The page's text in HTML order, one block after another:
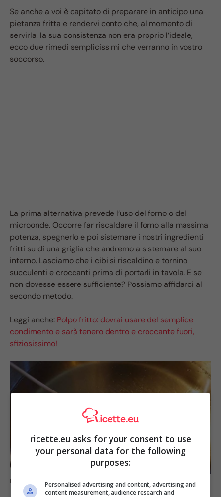
Se anche a voi è capitato di preparare in anticipo una
pietanza fritta e rendervi conto che, al momento di
servirla, la sua consistenza non era proprio l’ideale,
ecco due rimedi semplicissimi che verranno in vostro
soccorso.
La prima alternativa prevede l’uso del forno o del
microonde. Occorre far riscaldare il forno alla massima
potenza, spegnerlo e poi sistemare i nostri ingredienti
fritti su di una griglia che andremo a sistemare al suo
interno. Lasciamo che i cibi si riscaldino e tornino
succulenti e croccanti prima di portarli in tavola. E se
non dovesse essere sufficiente? Possiamo affidarci al
secondo metodo.
Leggi anche: Polpo fritto: dovrai usare del semplice
condimento e sarà tenero dentro e croccante fuori,
sfiziosissimo!
Fai così e guarda che differenza! (fonte pixabey)
ricette.eu asks for your consent to use
your personal data for the following
purposes:
Personalised advertising and content, advertising and
content measurement, audience research and